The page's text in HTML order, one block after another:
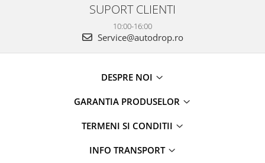
SUPORT CLIENTI
10:00-16:00
Service@autodrop.ro
DESPRE NOI
GARANTIA PRODUSELOR
TERMENI SI CONDITII
INFO TRANSPORT